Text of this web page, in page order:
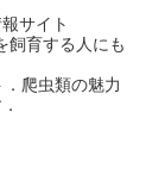
サイト
飼育する人にも
爬虫類の魅力